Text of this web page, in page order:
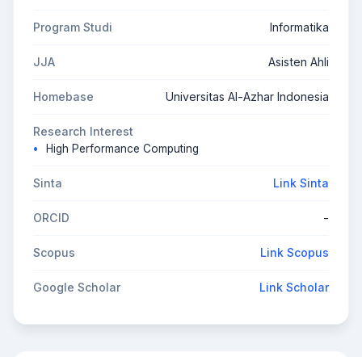
Program Studi Informatika
JJA Asisten Ahli
Homebase Universitas Al-Azhar Indonesia
Research Interest
High Performance Computing
Sinta Link Sinta
ORCID -
Scopus Link Scopus
Google Scholar Link Scholar